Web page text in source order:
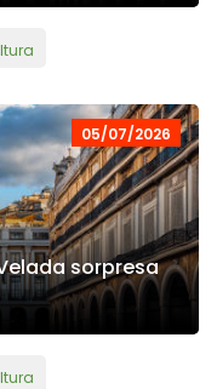
05/07/2026
sorpresa